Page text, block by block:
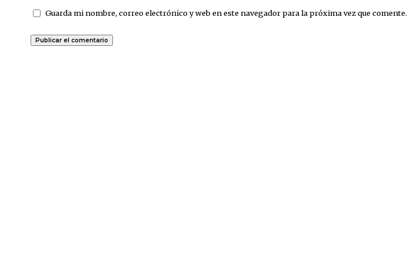
Guarda mi nombre, correo electrónico y web en este navegador para la próxima vez que comente.